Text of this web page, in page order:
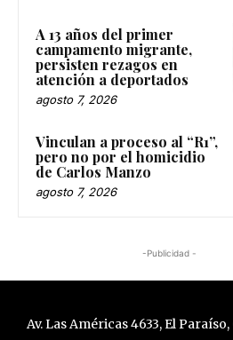
A 13 años del primer
campamento migrante,
persisten rezagos en
atención a deportados
agosto 7, 2026
Vinculan a proceso al “R1”,
pero no por el homicidio
de Carlos Manzo
agosto 7, 2026
-Publicidad -
Av. Las Américas 4633, El Paraíso,